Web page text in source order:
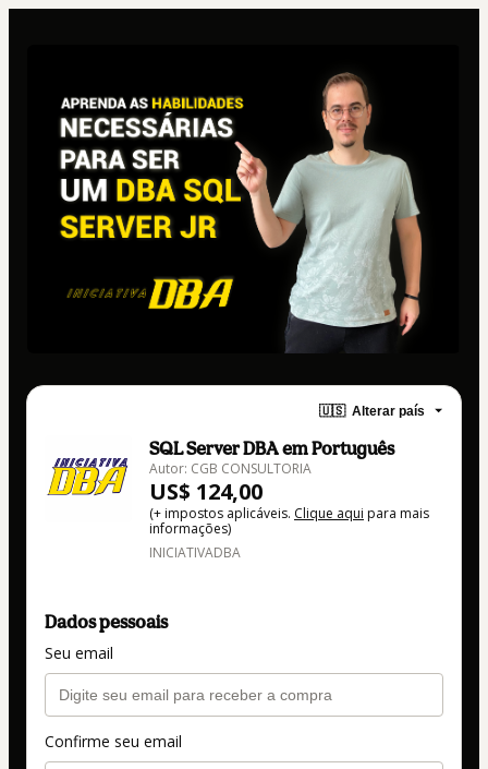
🇺🇸 Alterar país
SQL Server DBA em Português
Autor: CGB CONSULTORIA
US$ 124,00
(+ impostos aplicáveis. Clique aqui para mais
informações)
INICIATIVADBA
Dados pessoais
Seu email
Confirme seu email